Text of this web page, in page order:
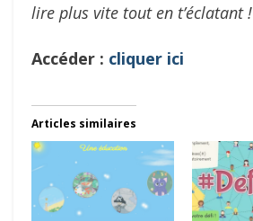
lire plus vite tout en t’éclatant !
Accéder : cliquer ici
Articles similaires